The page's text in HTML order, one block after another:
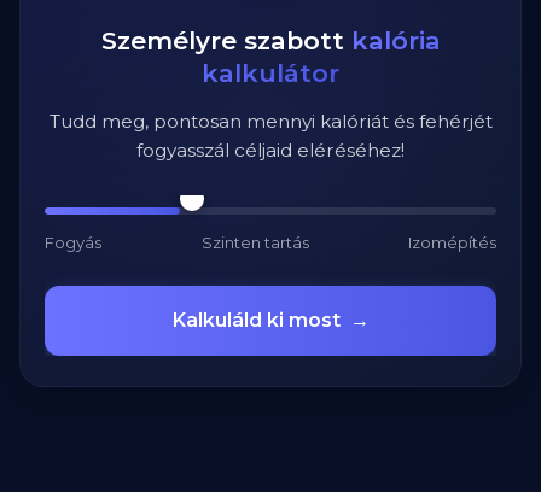
Személyre szabott kalória
kalkulátor
Tudd meg, pontosan mennyi kalóriát és fehérjét
fogyasszál céljaid eléréséhez!
Fogyás Szinten tartás Izomépítés
Kalkuláld ki most →